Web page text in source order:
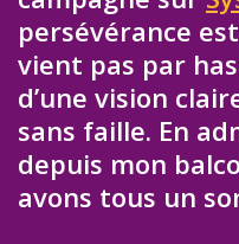
persévérance
vient pas par
d’une vision
sans faille. En
depuis mon
avons tous un